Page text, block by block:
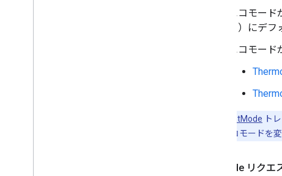
エコモー
フ）にデフ
エコモー
ThermostatMode ト
いません。エコモードを
Mode リクエ